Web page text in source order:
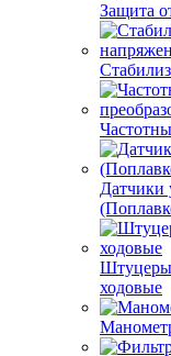
Защита
Датчики
Штуцеры
ходовые